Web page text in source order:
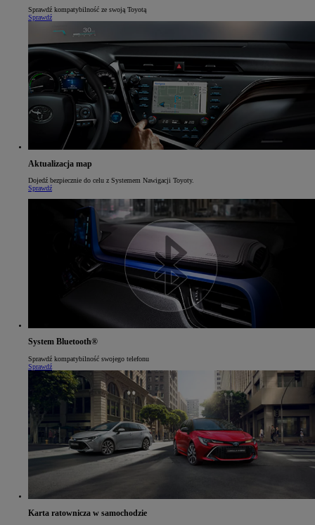
Sprawdź kompatybilność ze swoją Toyotą
Sprawdź
Aktualizacja map
Dojedź bezpiecznie do celu z Systemem Nawigacji Toyoty.
Sprawdź
System Bluetooth®
Sprawdź kompatybilność swojego telefonu
Sprawdź
Karta ratownicza w samochodzie